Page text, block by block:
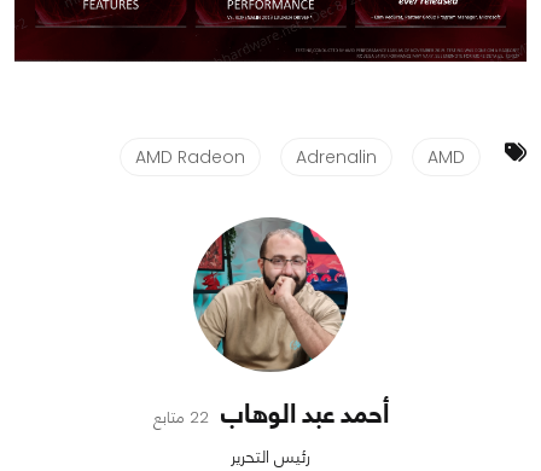
AMD
Adrenalin
AMD Radeon
أحمد عبد الوهاب 22 متابع
رئيس التحرير